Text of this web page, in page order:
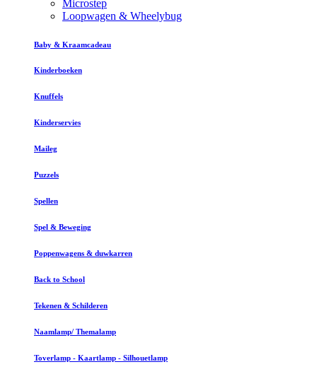
Microstep
Loopwagen & Wheelybug
Baby & Kraamcadeau
Kinderboeken
Knuffels
Kinderservies
Maileg
Puzzels
Spellen
Spel & Beweging
Poppenwagens & duwkarren
Back to School
Tekenen & Schilderen
Naamlamp/ Themalamp
Toverlamp - Kaartlamp - Silhouetlamp